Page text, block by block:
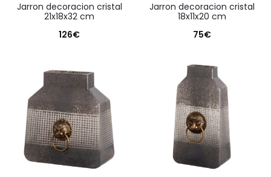
jarron decoracion cristal
21x18x32 cm
126€
jarron decoracion cristal
18x11x20 cm
75€